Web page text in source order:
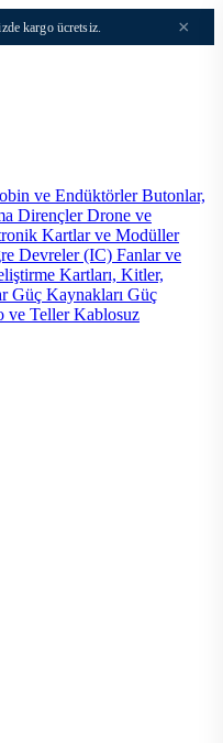
kargo ücretsiz. ×
ve EndüktörlerButonlar,
DirençlerDrone ve
Kartlar ve Modüller
Devreler (IC) Fanlar ve
Kartları, Kitler,
Güç Kaynakları Güç
ve TellerKablosuz